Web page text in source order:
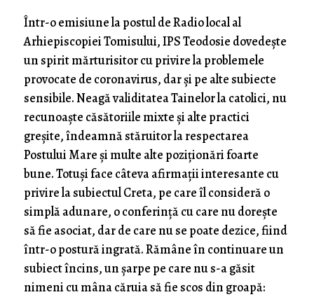
Într-o emisiune la postul de Radio local al
Arhiepiscopiei Tomisului, IPS Teodosie dovedește
un spirit mărturisitor cu privire la problemele
provocate de coronavirus, dar și pe alte subiecte
sensibile. Neagă validitatea Tainelor la catolici, nu
recunoaște căsătoriile mixte și alte practici
greșite, îndeamnă stăruitor la respectarea
Postului Mare și multe alte poziționări foarte
bune. Totuși face câteva afirmații interesante cu
privire la subiectul Creta, pe care îl consideră o
simplă adunare, o conferință cu care nu dorește
să fie asociat, dar de care nu se poate dezice, fiind
într-o postură ingrată. Rămâne în continuare un
subiect încins, un șarpe pe care nu s-a găsit
nimeni cu mâna căruia să fie scos din groapă: